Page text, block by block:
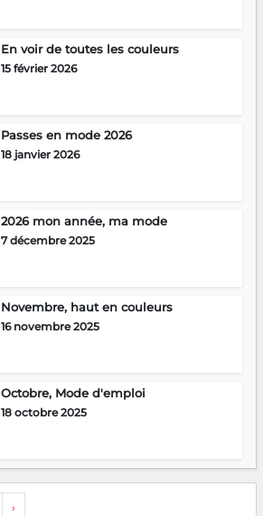
En voir de toutes les couleurs
15 février 2026
Passes en mode 2026
18 janvier 2026
2026 mon année, ma mode
7 décembre 2025
Novembre, haut en couleurs
16 novembre 2025
Octobre, Mode d'emploi
18 octobre 2025
›